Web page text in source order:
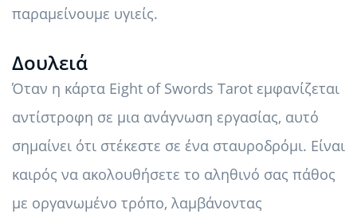
παραμείνουμε υγιείς.
Δουλειά
Όταν η κάρτα Eight of Swords Tarot εμφανίζεται
αντίστροφη σε μια ανάγνωση εργασίας, αυτό
σημαίνει ότι στέκεστε σε ένα σταυροδρόμι. Είναι
καιρός να ακολουθήσετε το αληθινό σας πάθος
με οργανωμένο τρόπο, λαμβάνοντας